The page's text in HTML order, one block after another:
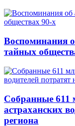
Воспоминания
тайных
Собранные 611
астраханских
региона